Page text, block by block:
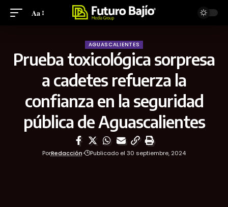
Aa
AGUASCALIENTES
Prueba toxicológica sorpresa
a cadetes refuerza la
confianza en la seguridad
pública de Aguascalientes
PorRedacción Publicado el 30 septiembre, 2024